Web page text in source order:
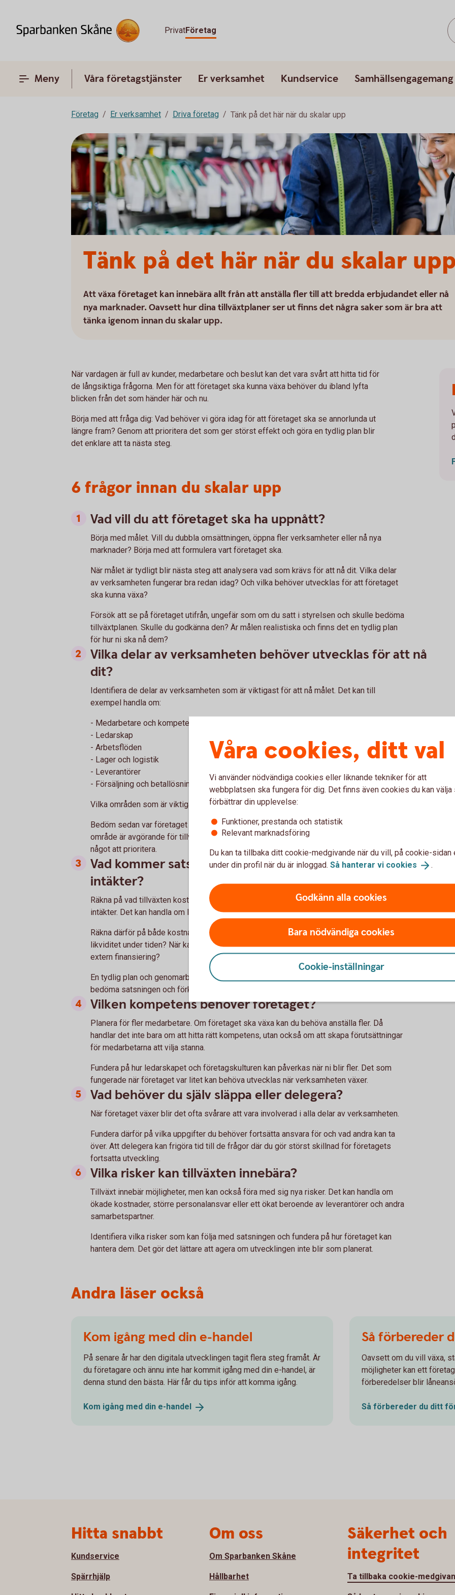
PrivatFöretag
Meny Våra företagstjänster Er verksamhet Kundservice Samhällsengagemang
Företag Er verksamhet Driva företag Tänk på det här när du skalar upp
Tänk på det här när du skalar upp
Att växa företaget kan innebära allt från att anställa fler till att bredda erbjudandet eller nå
nya marknader. Oavsett hur dina tillväxtplaner ser ut finns det några saker som är bra att
tänka igenom innan du skalar upp.
När vardagen är full av kunder, medarbetare och beslut kan det vara svårt att hitta tid för
de långsiktiga frågorna. Men för att företaget ska kunna växa behöver du ibland lyfta
blicken från det som händer här och nu.
Börja med att fråga dig: Vad behöver vi göra idag för att företaget ska se annorlunda ut
längre fram? Genom att prioritera det som ger störst effekt och göra en tydlig plan blir
det enklare att ta nästa steg.
6 frågor innan du skalar upp
Vad vill du att företaget ska ha uppnått?
Börja med målet. Vill du dubbla omsättningen, öppna fler verksamheter eller nå nya
marknader? Börja med att formulera vart företaget ska.
När målet är tydligt blir nästa steg att analysera vad som krävs för att nå dit. Vilka delar
av verksamheten fungerar bra redan idag? Och vilka behöver utvecklas för att företaget
ska kunna växa?
Försök att se på företaget utifrån, ungefär som om du satt i styrelsen och skulle bedöma
tillväxtplanen. Skulle du godkänna den? Är målen realistiska och finns det en tydlig plan
för hur ni ska nå dem?
Vilka delar av verksamheten behöver utvecklas för att nå
dit?
Identifiera de delar av verksamheten som är viktigast för att nå målet. Det kan till
exempel handla om:
- Medarbetare och kompetens
- Ledarskap
- Arbetsflöden
- Lager och logistik
- Leverantörer
- Försäljning och betallösningar
Vilka områden som är viktigast beror på verksamheten och vad du vill uppnå.
Bedöm sedan var företaget står idag och hur viktig varje del är för att nå målet. Om ett
område är avgörande för tillväxten men inte fungerar tillräckligt bra idag har du hittat
något att prioritera.
Vad kommer satsningen att kosta och när väntas nya
intäkter?
Räkna på vad tillväxten kostar. Att växa kostar ofta pengar innan satsningen börjar ge nya
intäkter. Det kan handla om löner, större lokaler, lager eller andra investeringar.
Räkna därför på både kostnaderna och de förväntade intäkterna. Hur påverkas företagets
likviditet under tiden? När kan satsningen börja ge resultat? Och finns det behov av
extern finansiering?
En tydlig plan och genomarbetade ekonomiska beräkningar ger bättre förutsättningar att
bedöma satsningen och förklara företagets planer om du behöver finansiering.
Vilken kompetens behöver företaget?
Planera för fler medarbetare. Om företaget ska växa kan du behöva anställa fler. Då
handlar det inte bara om att hitta rätt kompetens, utan också om att skapa förutsättningar
för medarbetarna att vilja stanna.
Fundera på hur ledarskapet och företagskulturen kan påverkas när ni blir fler. Det som
fungerade när företaget var litet kan behöva utvecklas när verksamheten växer.
Vad behöver du själv släppa eller delegera?
När företaget växer blir det ofta svårare att vara involverad i alla delar av verksamheten.
Fundera därför på vilka uppgifter du behöver fortsätta ansvara för och vad andra kan ta
över. Att delegera kan frigöra tid till de frågor där du gör störst skillnad för företagets
fortsatta utveckling.
Vilka risker kan tillväxten innebära?
Tillväxt innebär möjligheter, men kan också föra med sig nya risker. Det kan handla om
ökade kostnader, större personalansvar eller ett ökat beroende av leverantörer och andra
samarbetspartner.
Identifiera vilka risker som kan följa med satsningen och fundera på hur företaget kan
hantera dem. Det gör det lättare att agera om utvecklingen inte blir som planerat.
Andra läser också
Kom igång med din e-handel
På senare år har den digitala utvecklingen tagit flera steg framåt. Är
du företagare och ännu inte har kommit igång med din e-handel, är
denna stund den bästa. Här får du tips inför att komma igång.
Kom igång med din e-handel
Så förbereder
Oavsett om du vill växa,
möjligheter kan ett
förberedelser blir
Så förbereder du ditt
Våra cookies, ditt val
Vi använder nödvändiga cookies eller liknande tekniker för att
webbplatsen ska fungera för dig. Det finns även cookies du kan välja
förbättrar din upplevelse:
Funktioner, prestanda och statistik
Relevant marknadsföring
Du kan ta tillbaka ditt cookie-medgivande när du vill, på cookie-sidan
under din profil när du är inloggad. Så hanterar vi cookies .
Godkänn alla cookies
Bara nödvändiga cookies
Cookie-inställningar
Hitta snabbt
Kundservice
Spärrhjälp
Om oss
Om Sparbanken Skåne
Hållbarhet
Säkerhet och
integritet
Ta tillbaka cookie-